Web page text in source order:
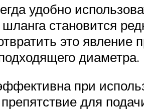
удобно
становится
это явление
диаметра.
при
для